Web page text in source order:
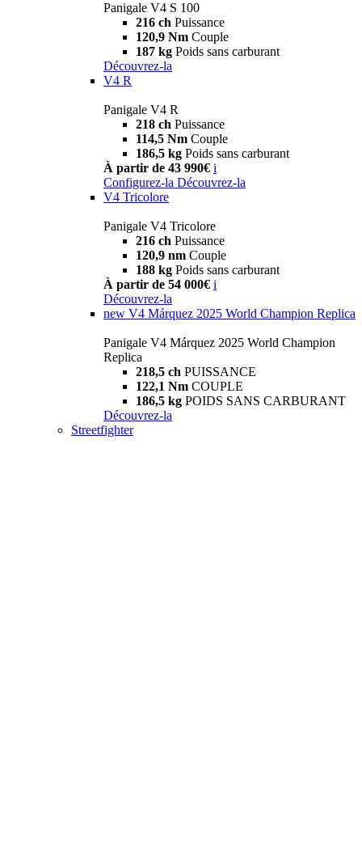
Panigale V4 S 100
216 ch Puissance
120,9 Nm Couple
187 kg Poids sans carburant
Découvrez-la
V4 R
Panigale V4 R
218 ch Puissance
114,5 Nm Couple
186,5 kg Poids sans carburant
À partir de 43 990€ i
Configurez-la Découvrez-la
V4 Tricolore
Panigale V4 Tricolore
216 ch Puissance
120,9 nm Couple
188 kg Poids sans carburant
À partir de 54 000€ i
Découvrez-la
new V4 Márquez 2025 World Champion Replica
Panigale V4 Márquez 2025 World Champion
Replica
218,5 ch PUISSANCE
122,1 Nm COUPLE
186,5 kg POIDS SANS CARBURANT
Découvrez-la
Streetfighter